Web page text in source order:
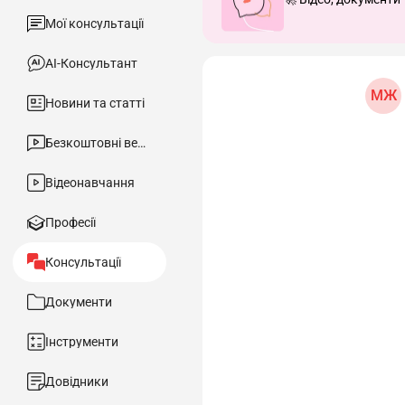
Мої консультації
АІ-Консультант
Новини та статті
Безкоштовні вебінари
Відеонавчання
Професії
Консультації
Документи
Інструменти
Довідники
МЖ